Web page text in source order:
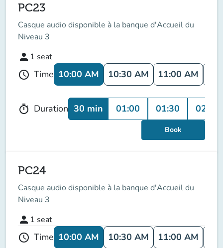
PC23
Casque audio disponible à la banque d'Accueil du
Niveau 3
person 1 seat
schedule Time 10:00 AM 10:30 AM 11:00 AM
timer Duration 30 min 01:00 01:30 02:00
Book
PC24
Casque audio disponible à la banque d'Accueil du
Niveau 3
person 1 seat
schedule Time 10:00 AM 10:30 AM 11:00 AM